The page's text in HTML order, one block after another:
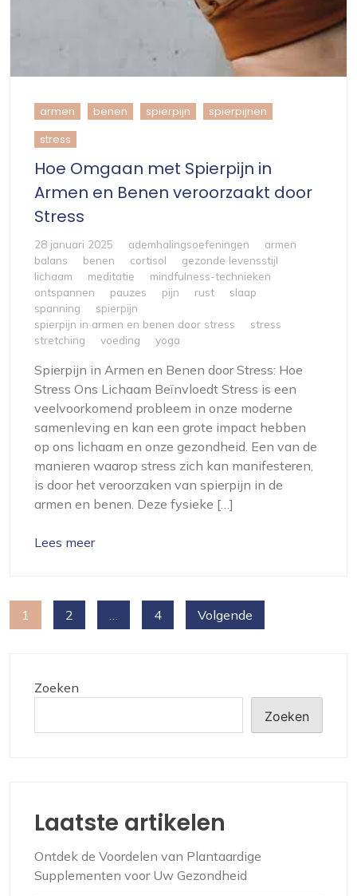
armen benen spierpijn spierpijnen
stress
Hoe Omgaan met Spierpijn in
Armen en Benen veroorzaakt door
Stress
28 januari 2025 ademhalingsoefeningen
armen
balans
benen cortisol
gezonde levensstijl
lichaam
meditatie
mindfulness-technieken
ontspannen
pauzes pijn rust
slaap
spanning
spierpijn
spierpijn in armen en benen door stress
stress
stretching
voeding yoga
Spierpijn in Armen en Benen door Stress: Hoe
Stress Ons Lichaam Beïnvloedt Stress is een
veelvoorkomend probleem in onze moderne
samenleving en kan een grote impact hebben
op ons lichaam en onze gezondheid. Een van de
manieren waarop stress zich kan manifesteren,
is door het veroorzaken van spierpijn in de
armen en benen. Deze fysieke […]
Lees meer
Berichten
1 2 4 Volgende
Zoeken
Zoeken
Laatste artikelen
Ontdek de Voordelen van Plantaardige
Supplementen voor Uw Gezondheid